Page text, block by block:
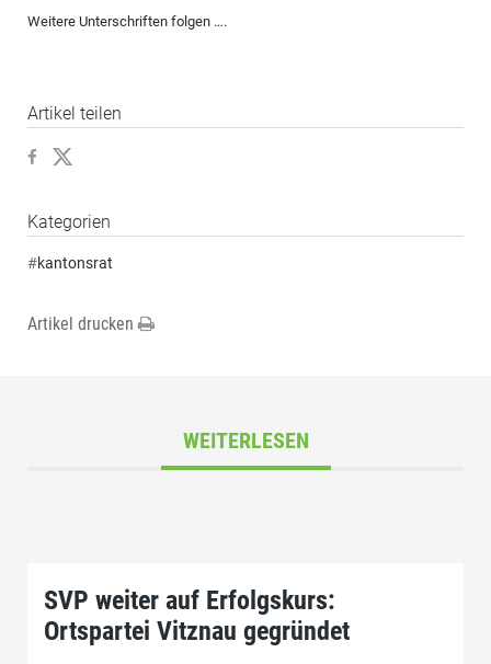
Weitere Unterschriften folgen ….
Artikel teilen
Kategorien
#kantonsrat
Artikel drucken
WEITERLESEN
SVP weiter auf Erfolgskurs:
Ortspartei Vitznau gegründet